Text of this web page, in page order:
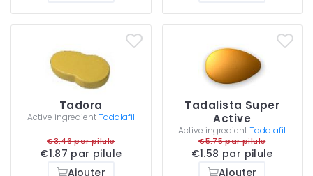
Tadora
Active ingredientTadalafil
€3.46 par pilule
€1.87 par pilule
Ajouter
Tadalista Super
Active
Active ingredientTadalafil
€5.75 par pilule
€1.58 par pilule
Ajouter